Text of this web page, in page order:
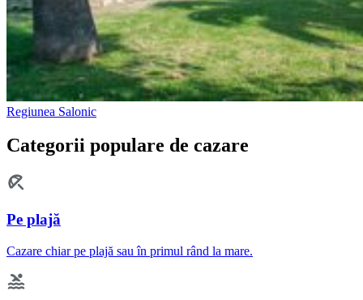
Regiunea Salonic
Categorii populare de cazare
Pe plajă
Cazare chiar pe plajă sau în primul rând la mare.